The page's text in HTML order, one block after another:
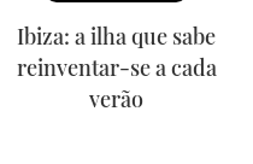
Ibiza: a ilha que sabe
reinventar-se a cada
verão